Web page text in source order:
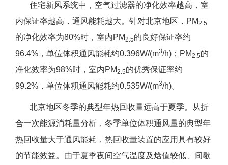
住宅新风系统中，空气过滤器的净化效率越高，室
内保证率越高，通风能耗越大。针对北京地区，PM2.5
的净化效率为80%时，室内PM2.5的良好保证率约
96.4%，单位体积通风能耗约0.396W/(m3/h)；PM2.5的
净化效率为98%时，室内PM2.5的优秀保证率约
99.2%，单位体积通风能耗约0.535W/(m3/h)。
北京地区冬季的典型年热回收量远高于夏季。从折
合一次能源消耗量分析，冬季单位体积通风量的典型年
热回收量大于通风能耗，热回收量装置的应用具有较好
的节能效益。由于夏季夜间空气温度及焓值较低、间歇